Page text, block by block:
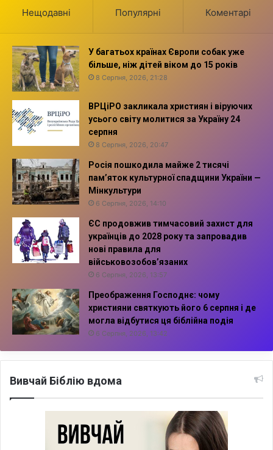
Нещодавні Популярні Коментарі
У багатьох країнах Європи собак уже
більше, ніж дітей віком до 15 років
8 Серпня, 2026, 21:28
ВРЦіРО закликала християн і віруючих
усього світу молитися за Україну 24
серпня
8 Серпня, 2026, 20:47
Росія пошкодила майже 2 тисячі
пам’яток культурної спадщини України —
Мінкультури
6 Серпня, 2026, 14:10
ЄС продовжив тимчасовий захист для
українців до 2028 року та запровадив
нові правила для
військовозобов’язаних
6 Серпня, 2026, 13:57
Преображення Господнє: чому
християни святкують його 6 серпня і де
могла відбутися ця біблійна подія
6 Серпня, 2026, 13:42
Вивчай Біблію вдома